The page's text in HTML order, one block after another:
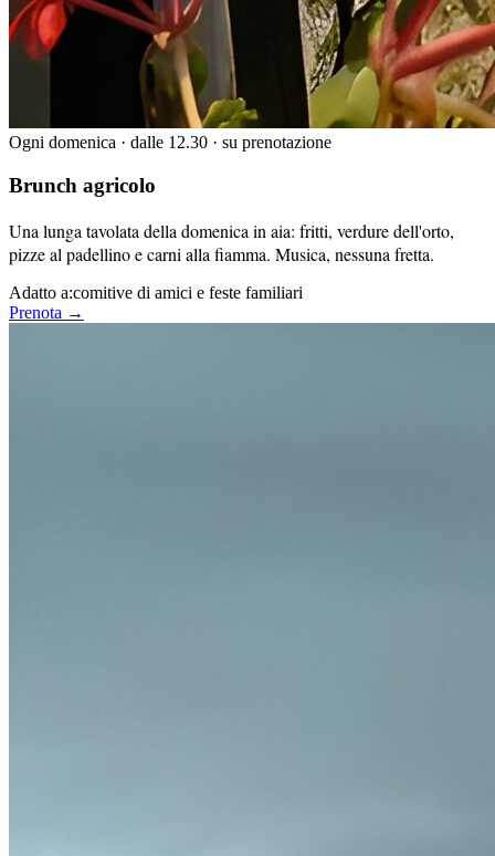
Ogni domenica · dalle 12.30 · su prenotazione
Brunch agricolo
Una lunga tavolata della domenica in aia: fritti, verdure dell'orto,
pizze al padellino e carni alla fiamma. Musica, nessuna fretta.
Adatto a:comitive di amici e feste familiari
Prenota →